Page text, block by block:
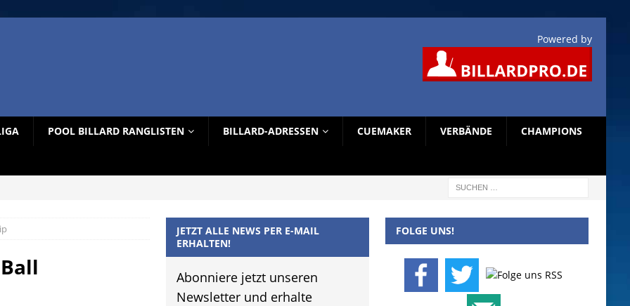
Powered by
POOL BILLARD RANGLISTEN BILLARD-ADRESSEN CUEMAKER VERBÄNDE CHAMPIONS
JETZT ALLE NEWS PER E-MAIL
ERHALTEN!
Abonniere jetzt unseren
Newsletter und erhalte
FOLGE UNS!